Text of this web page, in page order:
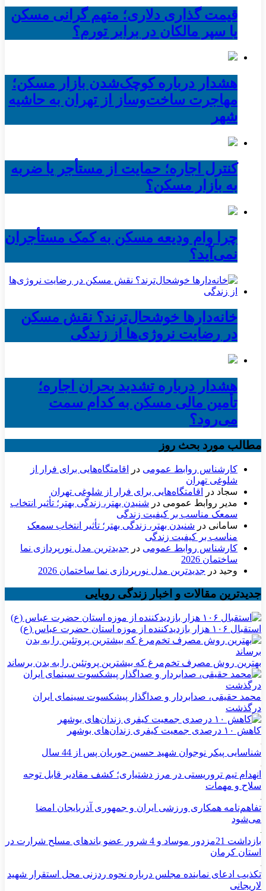
قیمت گذاری دلاری؛ متهم گرانی مسکن
یا سپر مالکان در برابر تورم؟
هشدار درباره کوچک‌شدن بازار مسکن؛
مهاجرت ساخت‌وساز از تهران به حاشیه‌
شهر
کنترل اجاره؛ حمایت از مستأجر یا ضربه
به بازار مسکن؟
چرا وام ودیعه مسکن به کمک مستأجران
نمی‌آید؟
خانه‌دارها خوشحال‌ترند؟ نقش مسکن
در رضایت نروژی‌ها از زندگی
هشدار درباره تشدید بحران اجاره؛
تأمین مالی مسکن به کدام سمت
می‌رود؟
مطالب مورد بحث روز
کارشناس روابط عمومی در
اقامتگاه‌هایی برای فرار از
شلوغی تهران
سجاد در
اقامتگاه‌هایی برای فرار از شلوغی تهران
مدیر روابط عمومی در شنیدن بهتر، زندگی بهتر؛ تأثیر انتخاب
سمعک مناسب بر کیفیت زندگی
سامانی در شنیدن بهتر، زندگی بهتر؛ تأثیر انتخاب سمعک
مناسب بر کیفیت زندگی
کارشناس روابط عمومی در جدیدترین مدل نورپردازی نما
ساختمان 2026
وحید در جدیدترین مدل نورپردازی نما ساختمان 2026
جدیدترین مقالات و اخبار زندگی رویایی
استقبال ۱۰۶ هزار بازدیدکننده از موزه استان حضرت عباس (ع)
بهترین روش مصرف تخم‌مرغ که بیشترین پروتئین را به بدن برساند
محمد حقیقی، صدابردار و صداگذار پیشکسوت سینمای ایران
درگذشت
کاهش ۱۰ درصدی جمعیت کیفری زندان‌های بوشهر
شناسایی پیکر نوجوان شهید حسین حوریان پس از 44 سال
انهدام تیم تروریستی در مرز دشتیاری؛ کشف مقادیر قابل توجه
سلاح و مهمات
تفاهم‌نامه همکاری ورزشی ایران و جمهوری آذربایجان امضا
می‌شود
بازداشت 21مزدور موساد و 4 شرور عضو باندهای مسلح شرارت در
استان کرمان
تکذیب ادعای نماینده مجلس درباره نحوه ردزنی محل استقرار شهید
لاریجانی